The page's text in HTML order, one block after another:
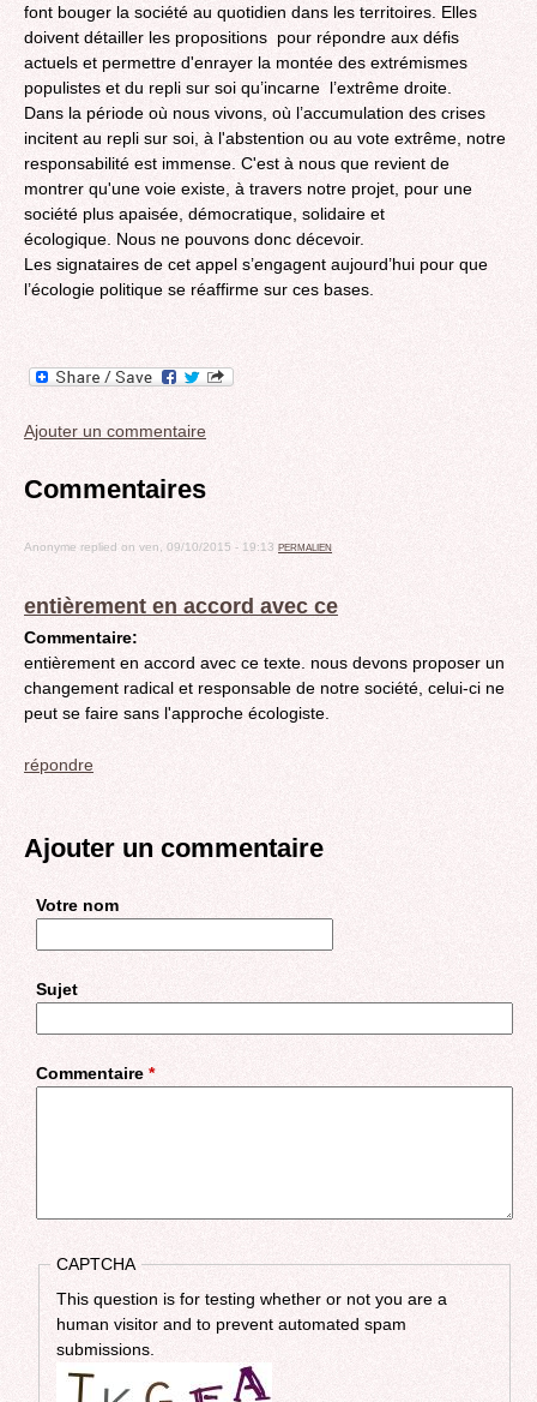
font bouger la société au quotidien dans les territoires. Elles
doivent détailler les propositions pour répondre aux défis
actuels et permettre d'enrayer la montée des extrémismes
populistes et du repli sur soi qu’incarne l’extrême droite.
Dans la période où nous vivons, où l’accumulation des crises
incitent au repli sur soi, à l'abstention ou au vote extrême, notre
responsabilité est immense. C'est à nous que revient de
montrer qu'une voie existe, à travers notre projet, pour une
société plus apaisée, démocratique, solidaire et
écologique. Nous ne pouvons donc décevoir.
Les signataires de cet appel s’engagent aujourd’hui pour que
l’écologie politique se réaffirme sur ces bases.
Ajouter un commentaire
Commentaires
Anonyme replied on ven, 09/10/2015 - 19:13 PERMALIEN
entièrement en accord avec ce
Commentaire:
entièrement en accord avec ce texte. nous devons proposer un
changement radical et responsable de notre société, celui-ci ne
peut se faire sans l'approche écologiste.
répondre
Ajouter un commentaire
Votre nom
Sujet
Commentaire *
CAPTCHA
This question is for testing whether or not you are a
human visitor and to prevent automated spam
submissions.